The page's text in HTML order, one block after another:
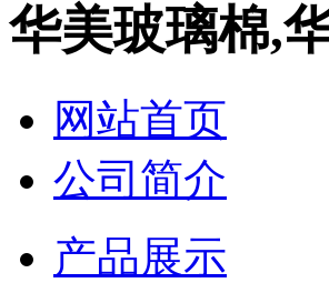
华美玻璃棉,
网站首页
公司简介
产品展示